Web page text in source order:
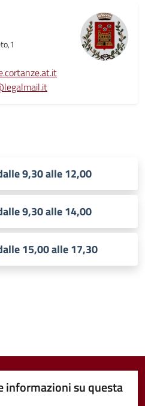
9,30 alle 12,00
9,30 alle 14,00
15,00 alle 17,30
informazioni su questa